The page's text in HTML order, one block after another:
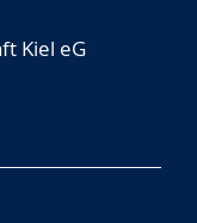
Kiel eG